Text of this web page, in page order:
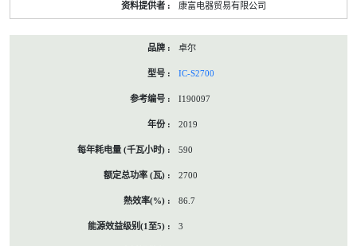
康富电器贸易有限公司
卓尔
IC-S2700
I190097
2019
590
2700
86.7
3